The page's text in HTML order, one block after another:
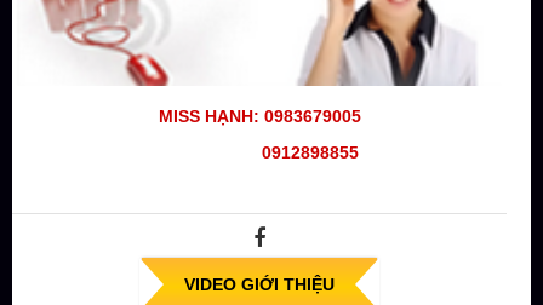
MISS HẠNH: 0983679005
0912898855
VIDEO GIỚI THIỆU